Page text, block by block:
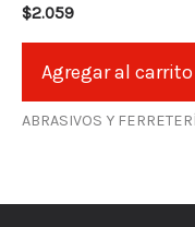
Valorado
en
0
$2.059
Agregar al carrito
ABRASIVOS Y